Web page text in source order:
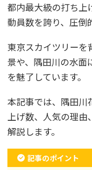
都内最大級の打ち上
動員数を誇り、圧倒
東京スカイツリーを
景や、隅田川の水面
を魅了しています。
本記事では、隅田川
上げ数、人気の理
解説します。
記事のポイント